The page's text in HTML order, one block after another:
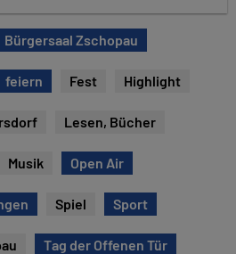
Bürgersaal Zschopau
feiern Fest Highlight
Lesen, Bücher
Musik Open Air
Spiel Sport
Tag der Offenen Tür